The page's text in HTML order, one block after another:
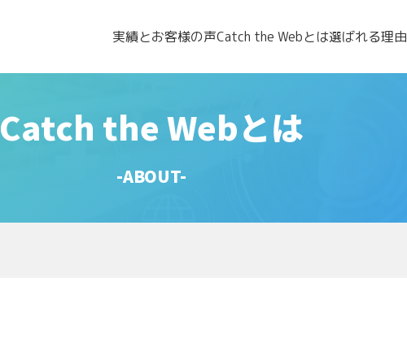
実績とお客様の声Catch the Webとは選ばれる理由
Catch the Webとは
-ABOUT-